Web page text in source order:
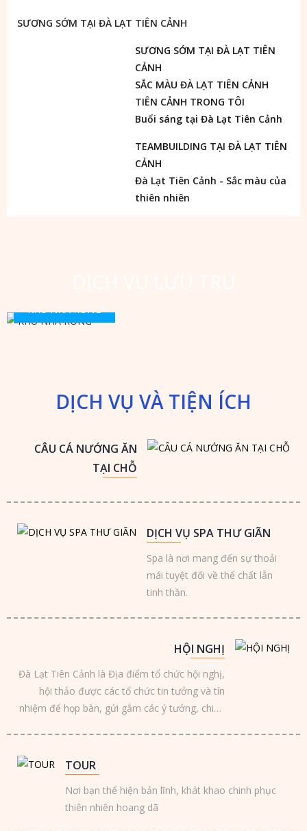
sex ngọc trinh
Với món quà mà thiên nhiên đã ban tặng cho nơi đây
chúng tôi rất mong được sự hợp tác của Quý công ty,
Quý khách có nhu cầu hội họp, thư giản, vui chơi giải
Đội ngũ nhân viên trẻ, năng động phục vụ tận tình
SƯƠNG SỚM TẠI ĐÀ LẠT TIÊN CẢNH
SƯƠNG SỚM TẠI ĐÀ LẠT TIÊN
CẢNH
SẮC MÀU ĐÀ LẠT TIÊN CẢNH
TIÊN CẢNH TRONG TÔI
Buổi sáng tại Đà Lạt Tiên Cảnh
TEAMBUILDING TẠI ĐÀ LẠT TIÊN
CẢNH
Đà Lạt Tiên Cảnh - Sắc màu của
thiên nhiên
KHU NHÀ RÔNG
DỊCH VỤ VÀ TIỆN ÍCH
CÂU CÁ NƯỚNG ĂN
TẠI CHỖ
DỊCH VỤ SPA THƯ GIÃN
Spa là nơi mang đến sự thoải
mái tuyệt đối về thể chất lẫn
tinh thần.
HỘI NGHỊ
Đà Lạt Tiên Cảnh là Địa điểm tổ chức hội nghị,
hội thảo được các tổ chức tin tưởng và tín
nhiệm để họp bàn, gửi gắm các ý tưởng, chiến
TOUR
Nơi bạn thể hiện bản lĩnh, khát khao chinh phục
thiên nhiên hoang dã